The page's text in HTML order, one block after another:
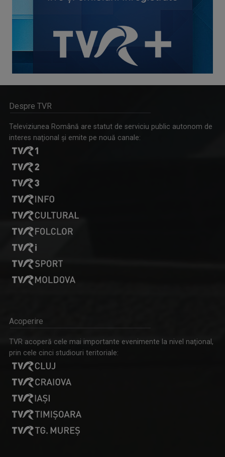
Despre TVR
Televiziunea Română are statut de serviciu public autonom de
interes naţional şi emite pe nouă canale:
Acoperire
TVR acoperă cele mai importante evenimente la nivel naţional,
prin cele cinci studiouri teritoriale: